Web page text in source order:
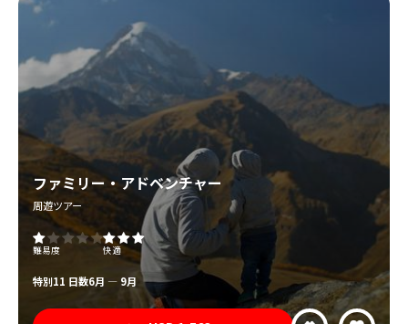
ファミリー・アドベンチャー
周遊ツアー
難易度 快適
特別11 日数6月 — 9月